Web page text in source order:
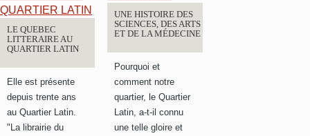
LE QUEBEC
LITTERAIRE AU
QUARTIER LATIN
Elle est présente
depuis trente ans
au Quartier Latin.
"La librairie du
UNE HISTOIRE DES
SCIENCES, DES ARTS
ET DE LA MÉDECINE
Pourquoi et
comment notre
quartier, le Quartier
Latin, a-t-il connu
une telle gloire et